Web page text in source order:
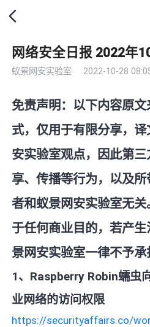
网络安全日报 2022年
蚁景网安实验室 2022-10-28
免责声明：以下内容原
式，仅用于有限分享，
安实验室观点，因此第
享、传播等行为，以及
者和蚁景网安实验室无
于任何商业目的，若产
景网安实验室一律不予承
1、Raspberry Robin蠕虫
业网络的访问权限
https://securityaffairs.co/